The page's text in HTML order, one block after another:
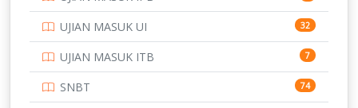
UJIAN MASUK UI 32
UJIAN MASUK ITB 7
SNBT 74